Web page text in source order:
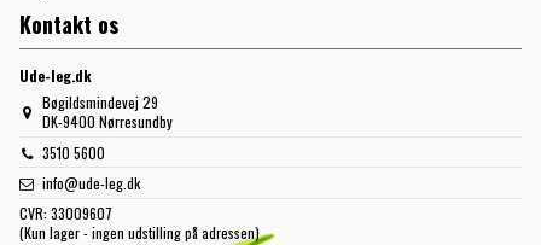
Kontakt os
Ude-leg.dk
Bøgildsmindevej 29
DK-9400 Nørresundby
3510 5600
info@ude-leg.dk
CVR: 33009607
(Kun lager - ingen udstilling på adressen)